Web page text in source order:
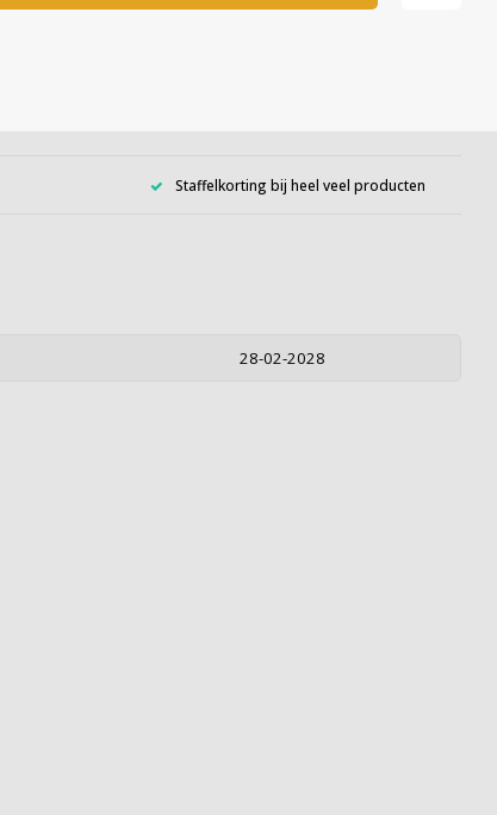
Staffelkorting bij heel veel producten
28-02-2028